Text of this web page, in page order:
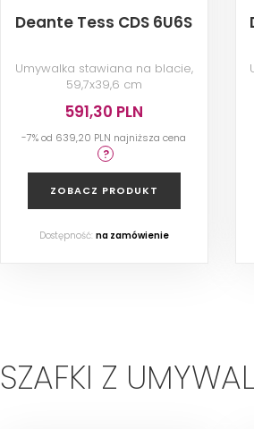
Deante Tess CDS 6U6S
Umywalka stawiana na blacie,
59,7x39,6 cm
591,30 PLN
-7% od 639,20 PLN najniższa cena
ZOBACZ PRODUKT
Dostępność: na zamówienie
SZAFKI Z